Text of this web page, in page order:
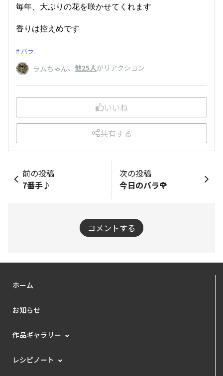
毎年、大ぶりの花を咲かせてくれます
香りは控えめです
バラ
ラムちゃん、 他25人がリアクション
いいね
共有する
前の投稿
7番手♪
次の投稿
今日のバラ🌹
コメントする
ホーム
お知らせ
作品ギャラリー
レシピノート